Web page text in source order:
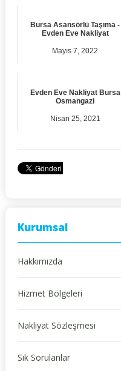
Bursa Asansörlü Taşıma -
Evden Eve Nakliyat
Mayıs 7, 2022
Evden Eve Nakliyat Bursa
Osmangazi
Nisan 25, 2021
Kurumsal
Hakkımızda
Hizmet Bölgeleri
Nakliyat Sözleşmesi
Sık Sorulanlar